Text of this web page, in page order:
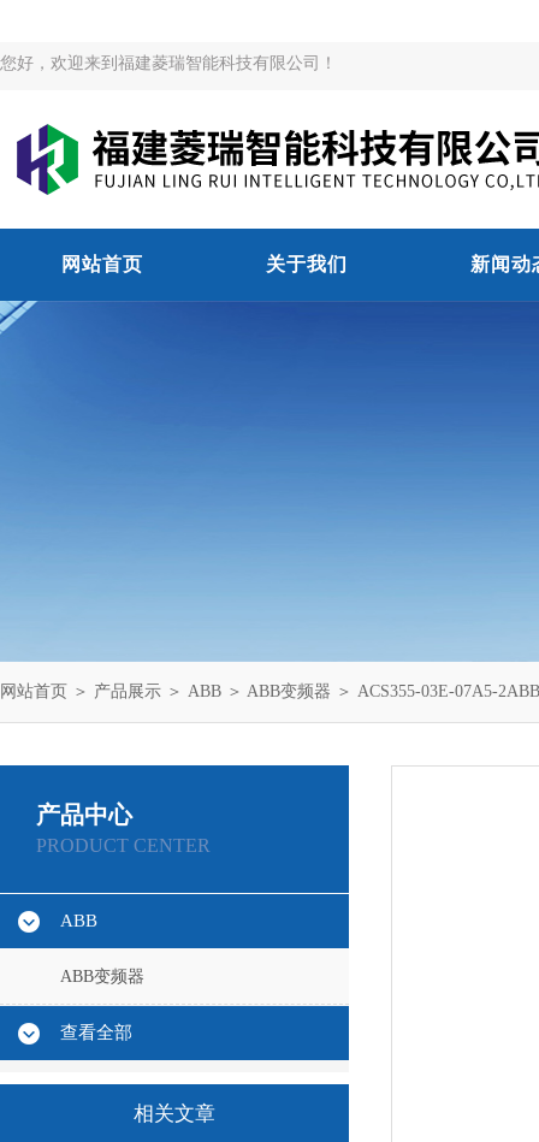
您好，欢迎来到福建菱瑞智能科技有限公司！
网站首页 关于我们 新闻动
网站首页 ＞ 产品展示 ＞ ABB ＞ ABB变频器 ＞ ACS355-03E-07A5-
产品中心
PRODUCT CENTER
ABB
ABB变频器
查看全部
相关文章